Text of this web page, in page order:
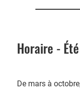
Horaire - Été
De mars à